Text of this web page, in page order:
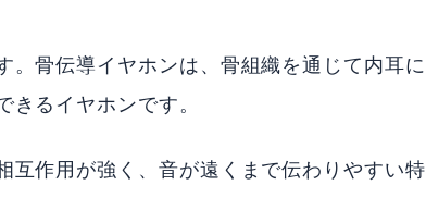
骨伝導イヤホンは、骨組織を通じて内耳に
るイヤホンです。
互作用が強く、音が遠くまで伝わりやすい特